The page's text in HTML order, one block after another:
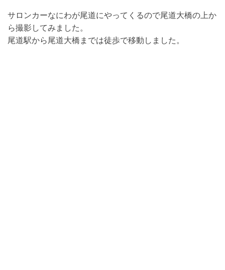
サロンカーなにわが尾道にやってくるので尾道大橋の上か
ら撮影してみました。
尾道駅から尾道大橋までは徒歩で移動しました。